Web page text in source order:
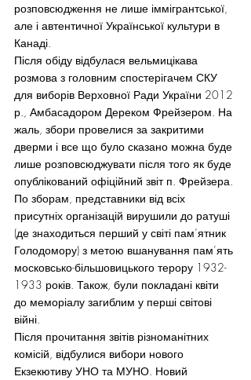
розповсюдження не лише іммігрантської,
але і автентичної Української культури в
Канаді.
Після обіду відбулася вельмицікава
розмова з головним спостерігачем СКУ
для виборів Верховної Ради України 2012
р., Амбасадором Дереком Фрейзером. На
жаль, збори провелися за закритими
дверми і все що було сказано можна буде
лише розповсюджувати після того як буде
опублікований офіційний звіт п. Фрейзера.
По зборам, представники від всіх
присутніх організацій вирушили до ратуші
(де знаходиться перший у світі пам’ятник
Голодомору) з метою вшанування пам’ять
московсько-більшовицького терору 1932-
1933 років. Також, були покладані квіти
до меморіалу загиблим у перші світові
війні.
Після прочитання звітів різноманітних
комісій, відбулися вибори нового
Екзекютиву УНО та МУНО. Новий